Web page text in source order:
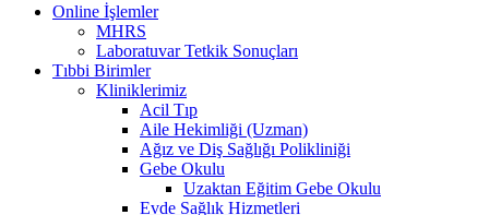
Online İşlemler
MHRS
Laboratuvar Tetkik Sonuçları
Tıbbi Birimler
Kliniklerimiz
Acil Tıp
Aile Hekimliği (Uzman)
Ağız ve Diş Sağlığı Polikliniği
Gebe Okulu
Uzaktan Eğitim Gebe Okulu
Evde Sağlık Hizmetleri